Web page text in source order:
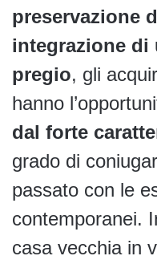
preservazione
integrazione di
pregio, gli
hanno
dal forte
grado di
passato con le
contemporanei.
casa vecchia in